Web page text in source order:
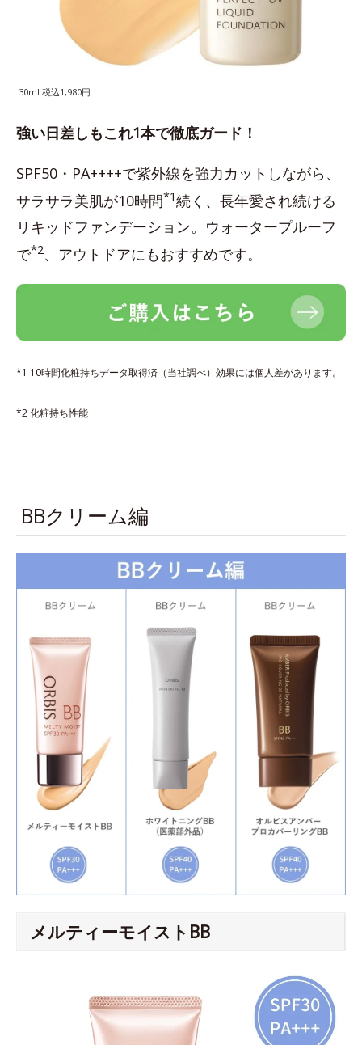
30ml 税込1,980円
強い日差しもこれ1本で徹底ガード！
SPF50・PA++++で紫外線を強力カットしながら、
サラサラ美肌が10時間*1続く、長年愛され続ける
リキッドファンデーション。ウォータープルーフ
で*2、アウトドアにもおすすめです。
*1 10時間化粧持ちデータ取得済（当社調べ）効果には個人差があります。
*2 化粧持ち性能
BBクリーム編
メルティーモイストBB